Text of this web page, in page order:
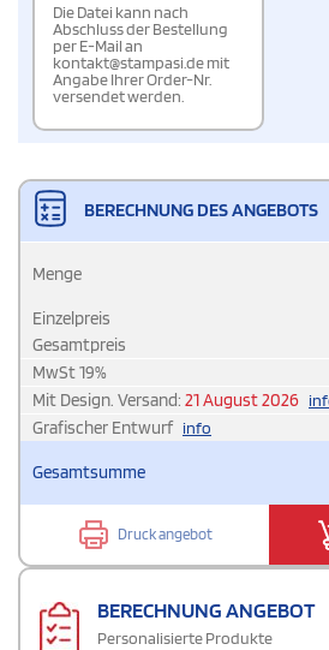
Die Datei kann nach
Abschluss der Bestellung
per E-Mail an
kontakt@stampasi.de mit
Angabe Ihrer Order-Nr.
versendet werden.
BERECHNUNG DES ANGEBOTS
Menge
Einzelpreis
Gesamtpreis
MwSt19%
Mit Design. Versand: 21 August 2026
Grafischer Entwurf info
Gesamtsumme
Druck angebot
BERECHNUNG ANGEBOT
Personalisierte Produkte